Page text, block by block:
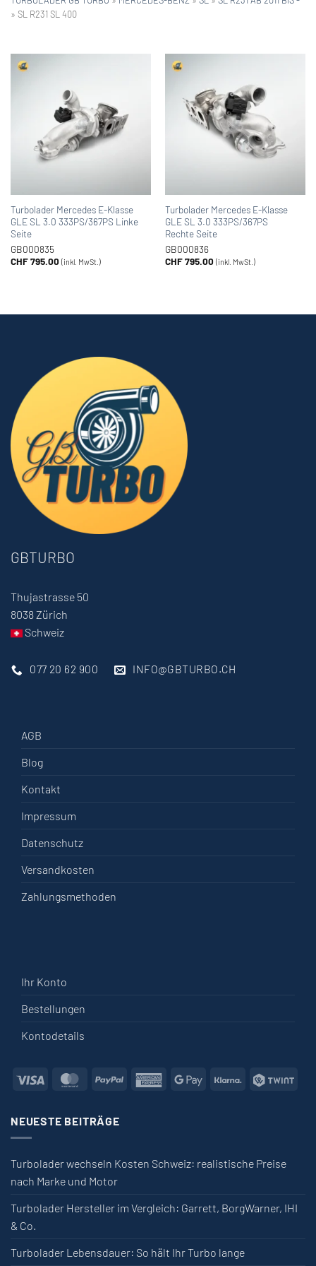
» SL R231 SL 400
Turbolader Mercedes E-Klasse
GLE SL 3.0 333PS/367PS Linke
Seite
GB000835
CHF795.00 (inkl. MwSt.)
Turbolader Mercedes E-Klasse
GLE SL 3.0 333PS/367PS
Rechte Seite
GB000836
CHF795.00 (inkl. MwSt.)
GBTURBO
Thujastrasse 50
8038 Zürich
Schweiz
077 20 62 900 INFO@GBTURBO.CH
AGB
Blog
Kontakt
Impressum
Datenschutz
Versandkosten
Zahlungsmethoden
Ihr Konto
Bestellungen
Kontodetails
Visa MasterCardPayPal American Express
Google PayKlarna
NEUESTE BEITRÄGE
Turbolader wechseln Kosten Schweiz: realistische Preise
nach Marke und Motor
Turbolader Hersteller im Vergleich: Garrett, BorgWarner, IHI
& Co.
Turbolader Lebensdauer: So hält Ihr Turbo lange